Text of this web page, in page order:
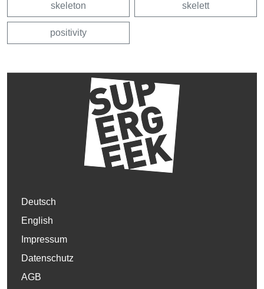
skeleton skelett
positivity
Deutsch
English
Impressum
Datenschutz
AGB